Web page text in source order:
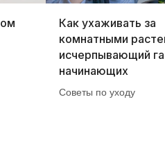
Как ухаживать за
комнатными
исчерпывающий
начинающих
Советы по уходу